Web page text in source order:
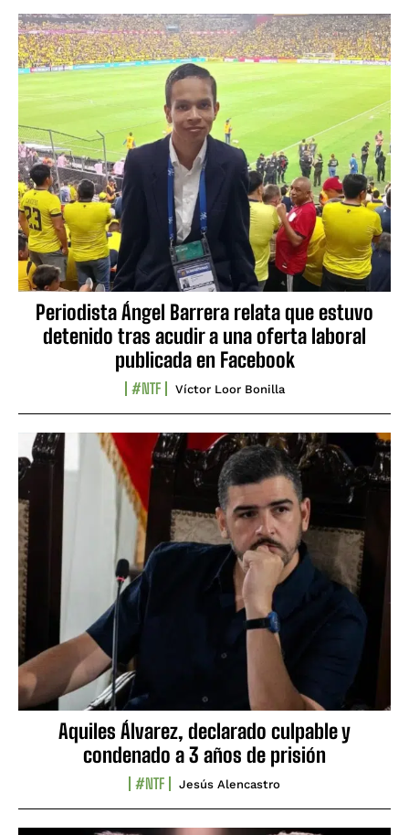
Periodista Ángel Barrera relata que estuvo
detenido tras acudir a una oferta laboral
publicada en Facebook
#NTF Víctor Loor Bonilla
Aquiles Álvarez, declarado culpable y
condenado a 3 años de prisión
#NTF Jesús Alencastro